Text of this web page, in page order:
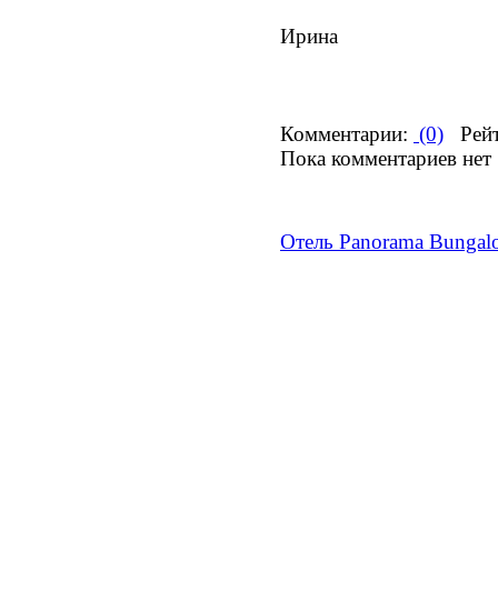
Ирина
Комментарии: (0)
Пока комментариев нет
Отель Panorama